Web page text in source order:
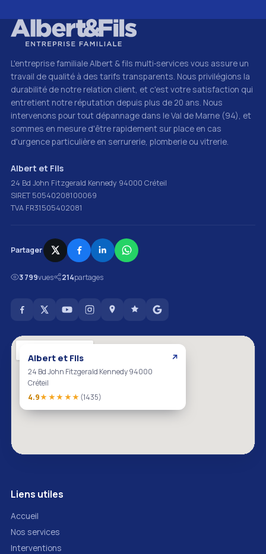
L'entreprise familiale Albert & fils multi‑services vous assure un
travail de qualité à des tarifs transparents. Nous privilégions la
durabilité de notre relation client, et c'est votre satisfaction qui
entretient notre réputation depuis plus de 20 ans. Nous
intervenons pour tout dépannage dans le Val de Marne (94), et
sommes en mesure d'être rapidement sur place en cas
d'urgence particulière en serrurerie, plomberie ou vitrerie.
Albert et Fils
24 Bd John Fitzgerald Kennedy 94000 Créteil
SIRET 50540208100069
TVA FR31505402081
Partager
3 799vues 214partages
Albert et Fils
24 Bd John Fitzgerald Kennedy 94000
Créteil
4.9★★★★★ (1435)
↗
Liens utiles
Accueil
Nos services
Interventions